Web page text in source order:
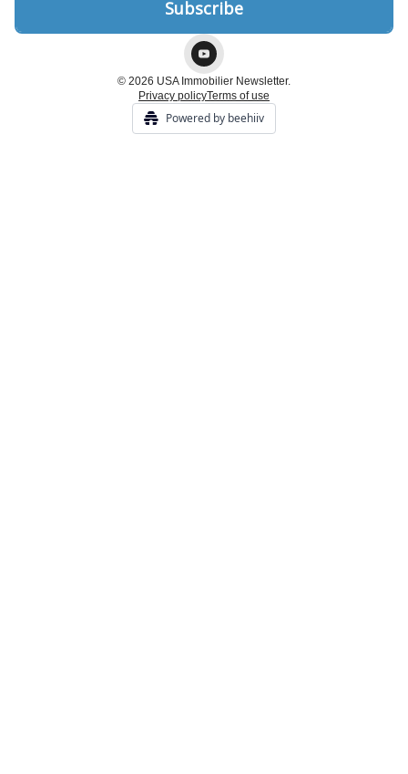
© 2026 USA Immobilier Newsletter.
Privacy policyTerms of use
Powered by beehiiv